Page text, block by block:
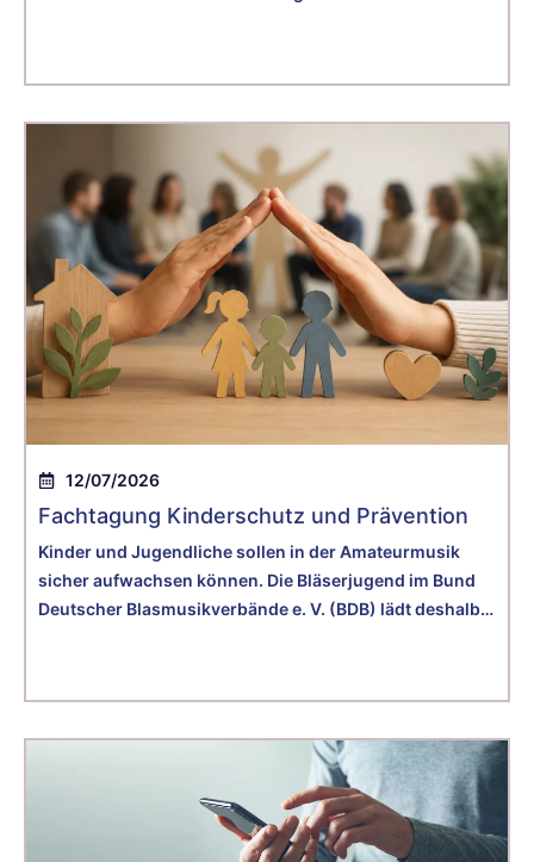
12/07/2026
Fachtagung Kinderschutz und Prävention
Kinder und Jugendliche sollen in der Amateurmusik
sicher aufwachsen können. Die Bläserjugend im Bund
Deutscher Blasmusikverbände e. V. (BDB) lädt deshalb